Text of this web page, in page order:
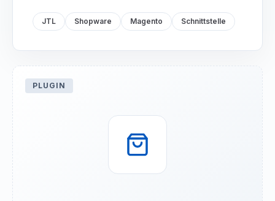
JTL Shopware Magento Schnittstelle
PLUGIN